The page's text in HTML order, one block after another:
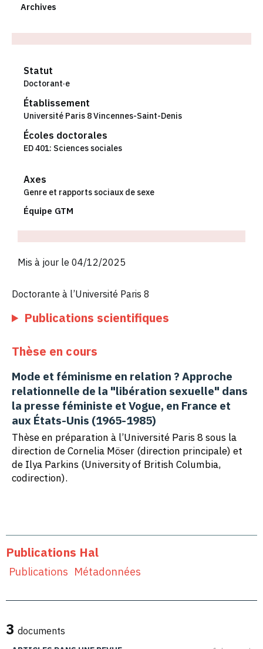
Doctorante à l’Université Paris 8
Publications scientifiques
Thèse en cours
Mode et féminisme en relation ? Approche
relationnelle de la "libération sexuelle" dans
la presse féministe et Vogue, en France et
aux États-Unis (1965-1985)
Thèse en préparation à l’Université Paris 8 sous la
direction de Cornelia Möser (direction principale) et
de Ilya Parkins (University of British Columbia,
codirection).
Archives
Statut
Doctorant·e
Établissement
Université Paris 8 Vincennes-Saint-Denis
Écoles doctorales
ED 401: Sciences sociales
Axes
Genre et rapports sociaux de sexe
Équipe GTM
Mis à jour le 04/12/2025
Publications Hal
Publications Métadonnées
3 documents